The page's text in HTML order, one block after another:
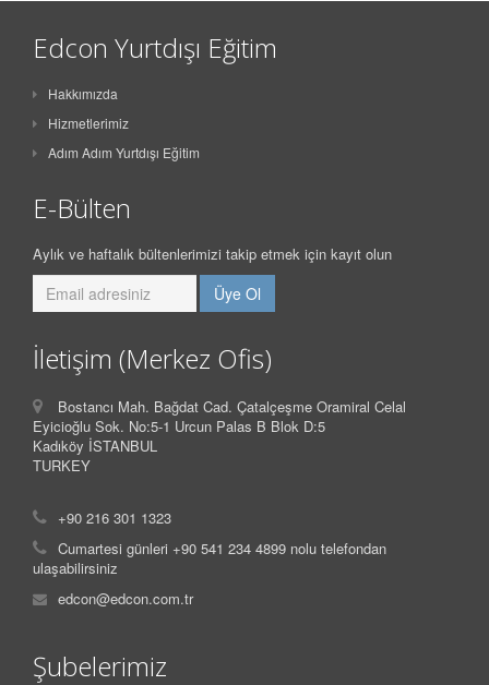
Edcon Yurtdışı Eğitim
Hakkımızda
Hizmetlerimiz
Adım Adım Yurtdışı Eğitim
E-Bülten
Aylık ve haftalık bültenlerimizi takip etmek için kayıt olun
İletişim (Merkez Ofis)
Bostancı Mah. Bağdat Cad. Çatalçeşme Oramiral Celal
Eyicioğlu Sok. No:5-1 Urcun Palas B Blok D:5
Kadıköy İSTANBUL
TURKEY
+90 216 301 1323
Cumartesi günleri +90 541 234 4899 nolu telefondan
ulaşabilirsiniz
edcon@edcon.com.tr
Şubelerimiz